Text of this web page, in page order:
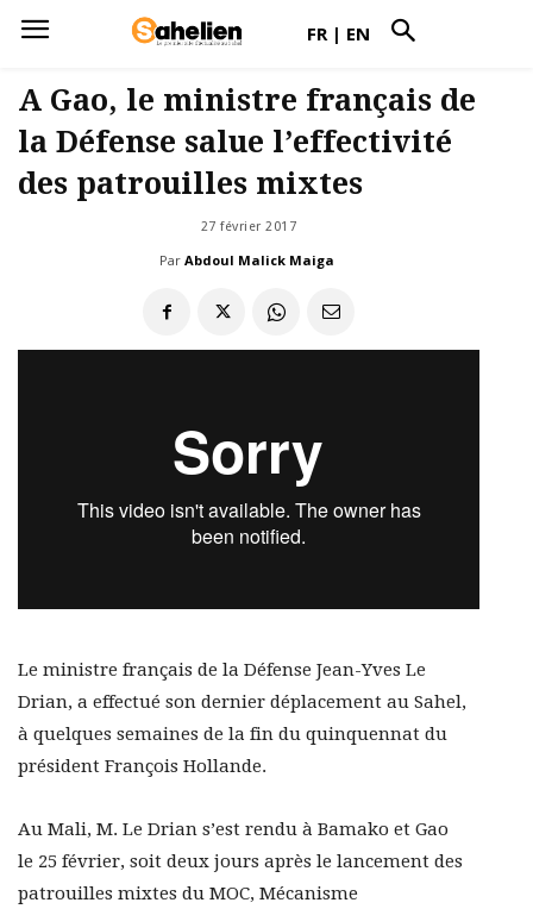
FR | EN
A Gao, le ministre français de
la Défense salue l’effectivité
des patrouilles mixtes
27 février 2017
Par Abdoul Malick Maiga
Le ministre français de la Défense Jean-Yves Le
Drian, a effectué son dernier déplacement au Sahel,
à quelques semaines de la fin du quinquennat du
président François Hollande.
Au Mali, M. Le Drian s’est rendu à Bamako et Gao
le 25 février, soit deux jours après le lancement des
patrouilles mixtes du MOC, Mécanisme